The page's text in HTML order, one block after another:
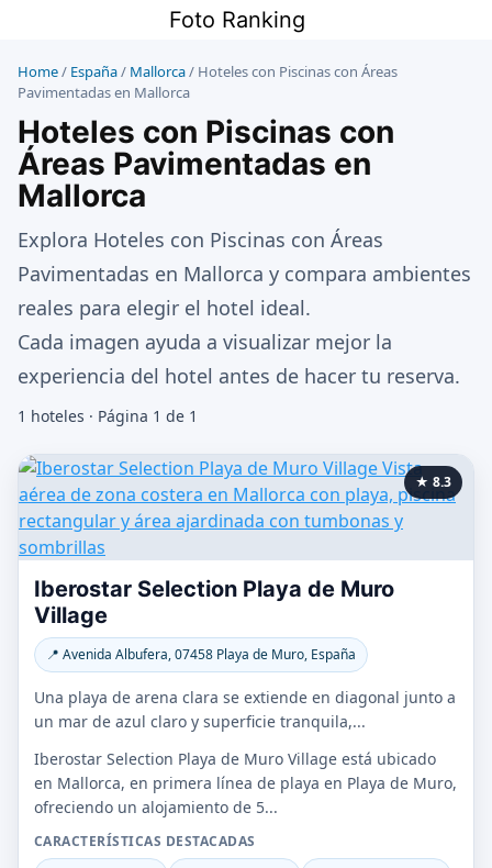
contenido
Foto Ranking
Home/ España/ Mallorca/ Hoteles con Piscinas con Áreas
Pavimentadas en Mallorca
Hoteles con Piscinas con
Áreas Pavimentadas en
Mallorca
Explora Hoteles con Piscinas con Áreas
Pavimentadas en Mallorca y compara ambientes
reales para elegir el hotel ideal.
Cada imagen ayuda a visualizar mejor la
experiencia del hotel antes de hacer tu reserva.
1 hoteles · Página 1 de 1
★ 8.3
Iberostar Selection Playa de Muro
Village
📍 Avenida Albufera, 07458 Playa de Muro, España
Una playa de arena clara se extiende en diagonal junto a
un mar de azul claro y superficie tranquila,...
Iberostar Selection Playa de Muro Village está ubicado
en Mallorca, en primera línea de playa en Playa de Muro,
ofreciendo un alojamiento de 5...
CARACTERÍSTICAS DESTACADAS